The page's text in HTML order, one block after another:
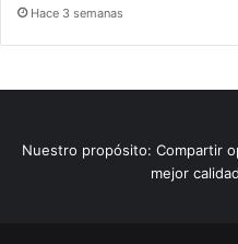
Hace 3 semanas
Nuestro propósito: Compartir
mejor